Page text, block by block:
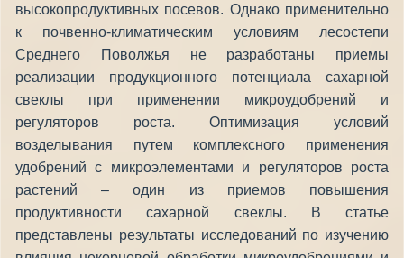
высокопродуктивных посевов. Однако применительно
к почвенно-климатическим условиям лесостепи
Среднего Поволжья не разработаны приемы
реализации продукционного потенциала сахарной
свеклы при применении микроудобрений и
регуляторов роста. Оптимизация условий
возделывания путем комплексного применения
удобрений с микроэлементами и регуляторов роста
растений – один из приемов повышения
продуктивности сахарной свеклы. В статье
представлены результаты исследований по изучению